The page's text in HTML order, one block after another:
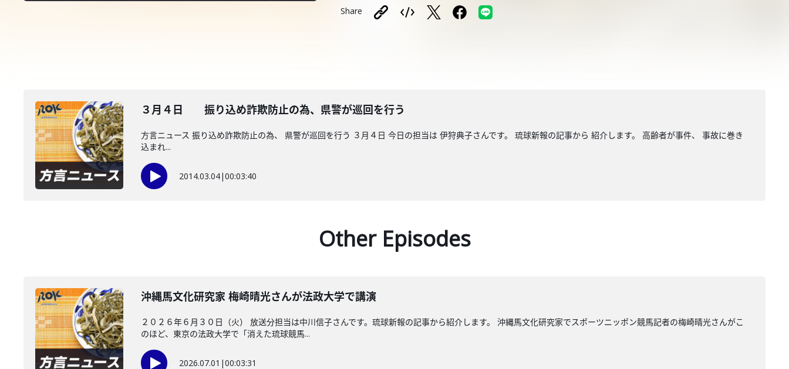
Share
３月４日 振り込め詐欺防止の為、県警が巡回を行う
方言ニュース 振り込め詐欺防止の為、 県警が巡回を行う ３月４日 今日の担当は 伊狩典子さんです。 琉球新報の記事から 紹介します。 高齢者が事件、 事故に巻き
込まれ...
2014.03.04|00:03:40
Other Episodes
沖縄馬文化研究家 梅崎晴光さんが法政大学で講演
２０２６年６月３０日（火） 放送分担当は中川信子さんです。琉球新報の記事から紹介します。 沖縄馬文化研究家でスポーツニッポン競馬記者の梅崎晴光さんがこ
のほど、東京の法政大学で「消えた琉球競馬...
2026.07.01 |00:03:31